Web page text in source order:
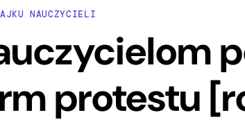
NAUCZYCIELI
protestu